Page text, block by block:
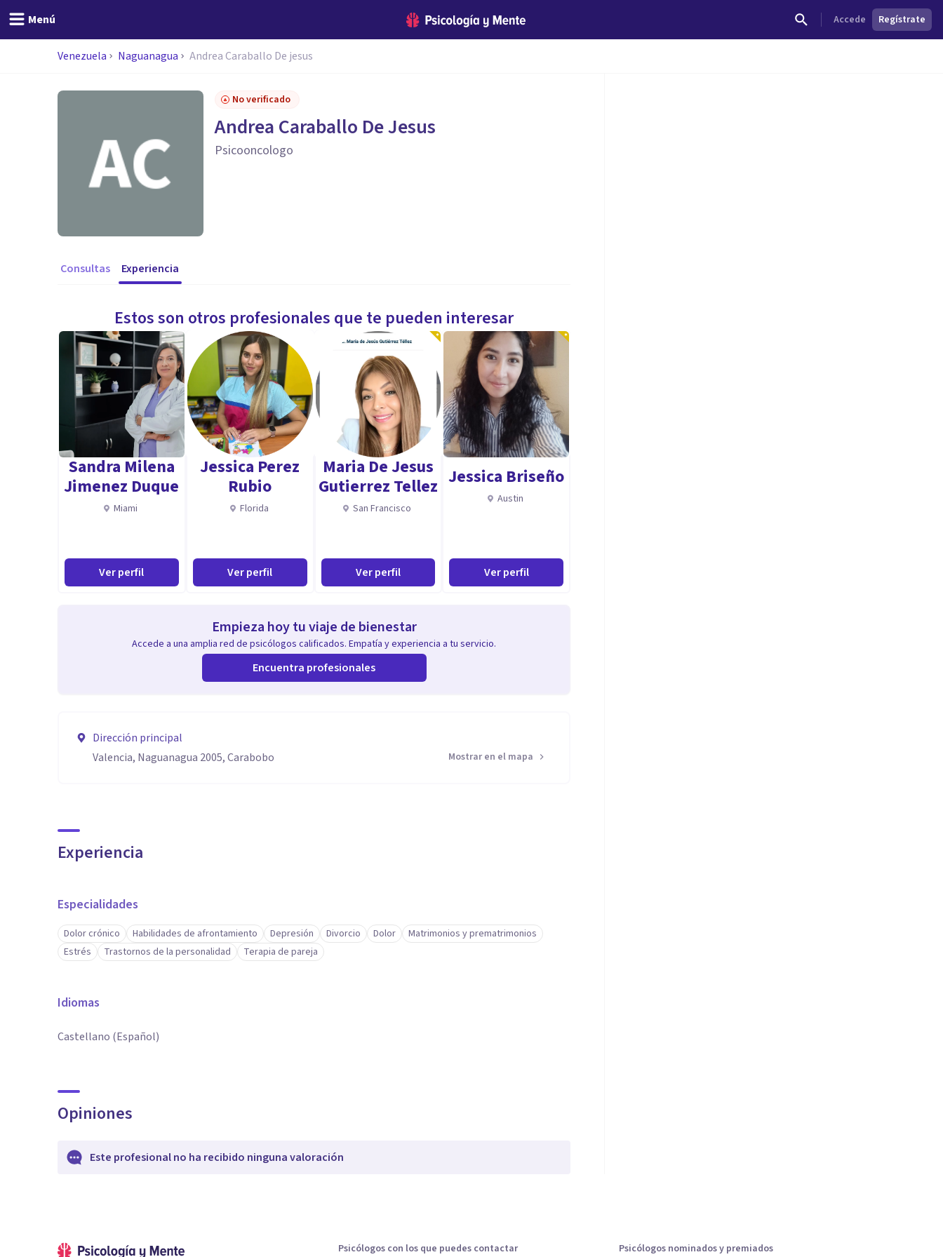
Menú Accede Regístrate
Venezuela Naguanagua Andrea Caraballo De jesus
No verificado
Andrea Caraballo De Jesus
Psicooncologo
Consultas Experiencia
Estos son otros profesionales que te pueden interesar
Sandra Milena
Jimenez Duque
Miami
Ver perfil
Jessica Perez
Rubio
Florida
Ver perfil
Maria De Jesus
Gutierrez Tellez
San Francisco
Ver perfil
Jessica Briseño
Austin
Ver perfil
Empieza hoy tu viaje de bienestar
Accede a una amplia red de psicólogos calificados. Empatía y experiencia a tu servicio.
Encuentra profesionales
Dirección principal
Valencia, Naguanagua 2005, Carabobo
Mostrar en el mapa
Experiencia
Especialidades
Dolor crónico Habilidades de afrontamiento Depresión Divorcio Dolor
Matrimonios y prematrimonios
Estrés
Trastornos de la personalidad Terapia de pareja
Idiomas
Castellano (Español)
Opiniones
Este profesional no ha recibido ninguna valoración
Psicólogos con los que puedes contactar Psicólogos nominados y premiados